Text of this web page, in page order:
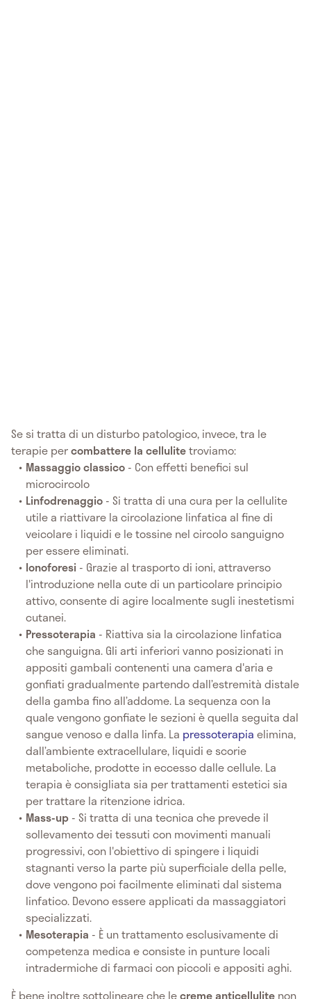
Se si tratta di un disturbo patologico, invece, tra le
terapie percombattere la cellulitetroviamo:
Massaggio classico - Con effetti benefici sul
microcircolo
Linfodrenaggio - Si tratta di una cura per la cellulite
utile a riattivare la circolazione linfatica al fine di
veicolare i liquidi e le tossine nel circolo sanguigno
per essere eliminati.
Ionoforesi - Grazie al trasporto di ioni, attraverso
l'introduzione nella cute di un particolare principio
attivo, consente di agire localmente sugli inestetismi
cutanei.
Pressoterapia - Riattiva sia la circolazione linfatica
che sanguigna. Gli arti inferiori vanno posizionati in
appositi gambali contenenti una camera d'aria e
gonfiati gradualmente partendo dall’estremità distale
della gamba fino all’addome. La sequenza con la
quale vengono gonfiate le sezioni è quella seguita dal
sangue venoso e dalla linfa. La pressoterapia elimina,
dall’ambiente extracellulare, liquidi e scorie
metaboliche, prodotte in eccesso dalle cellule. La
terapia è consigliata sia per trattamenti estetici sia
per trattare la ritenzione idrica.
Mass-up - Si tratta di una tecnica che prevede il
sollevamento dei tessuti con movimenti manuali
progressivi, con l'obiettivo di spingere i liquidi
stagnanti verso la parte più superficiale della pelle,
dove vengono poi facilmente eliminati dal sistema
linfatico. Devono essere applicati da massaggiatori
specializzati.
Mesoterapia - È un trattamento esclusivamente di
competenza medica e consiste in punture locali
intradermiche di farmaci con piccoli e appositi aghi.
È bene inoltre sottolineare che lecreme anticellulite non